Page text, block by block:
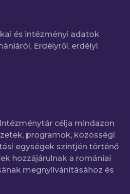
és intézményi adatok
Erdélyről, erdélyi
célja mindazon
programok, közösségi
egységek szintjén történő
hozzájárulnak a romániai
megnyilvánításához és